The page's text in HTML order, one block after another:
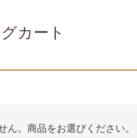
カート
。商品をお選びください。